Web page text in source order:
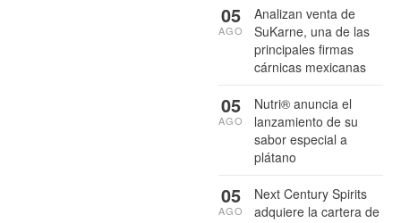
Analizan venta de
SuKarne, una de las
principales firmas
cárnicas mexicanas
05
AGO
Nutri® anuncia el
lanzamiento de su
sabor especial a
plátano
05
AGO
Next Century Spirits
adquiere la cartera de
05
AGO